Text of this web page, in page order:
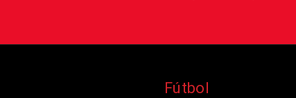
Fútbol